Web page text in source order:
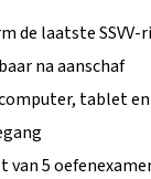
de laatste
na aanschaf
tablet
van 5